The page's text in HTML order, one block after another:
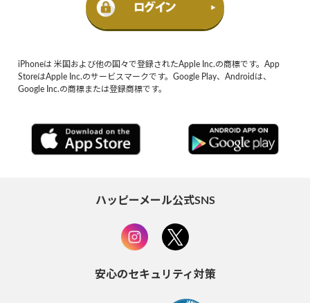
iPhoneは 米国および他の国々で登録されたApple Inc.の商標です。App
StoreはApple Inc.のサービスマークです。Google Play、Androidは、
Google Inc.の商標または登録商標です。
ハッピーメール公式SNS
安心のセキュリティ対策